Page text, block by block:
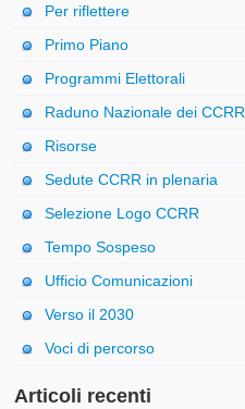
Per riflettere
Primo Piano
Programmi Elettorali
Raduno Nazionale dei CCRR
Risorse
Sedute CCRR in plenaria
Selezione Logo CCRR
Tempo Sospeso
Ufficio Comunicazioni
Verso il 2030
Voci di percorso
Articoli recenti